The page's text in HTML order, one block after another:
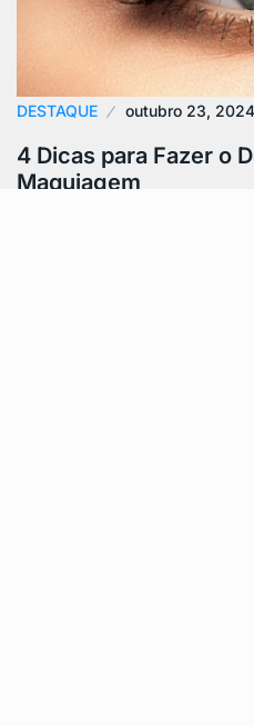
DESTAQUE outubro 23, 2024
4 Dicas para Fazer o
Maquiagem